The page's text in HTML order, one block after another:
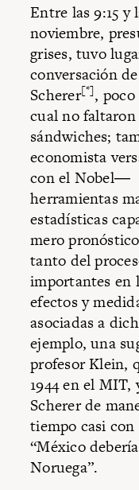
Entre las 9:15 y
noviembre,
grises, tuvo
conversación
Scherer[*],
cual no faltaron
sándwiches;
economista
con el Nobel―
herramientas
estadísticas
mero
tanto del
importantes en
efectos y
asociadas a
ejemplo, una
profesor Klein,
1944 en el
Scherer de
tiempo casi
“México
Noruega”.